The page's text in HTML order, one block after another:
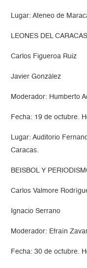
Lugar: Ateneo de
LEONES DEL CARACAS
Carlos Figueroa Ruiz
Javier González
Moderador: Humberto
Fecha: 19 de octubre.
Lugar: Auditorio
Caracas.
BEISBOL Y
Carlos Valmore
Ignacio Serrano
Moderador: Efraín
Fecha: 30 de octubre.